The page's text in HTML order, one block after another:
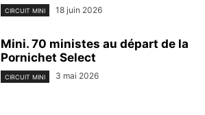
CIRCUIT MINI 18 juin 2026
Mini. 70 ministes au départ de la
Pornichet Select
CIRCUIT MINI 3 mai 2026